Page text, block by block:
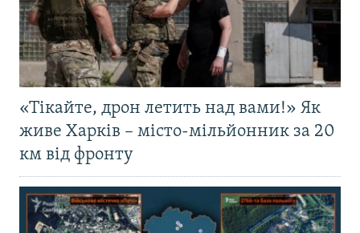
«Тікайте, дрон летить над вами!» Як
живе Харків – місто-мільйонник за 20
км від фронту